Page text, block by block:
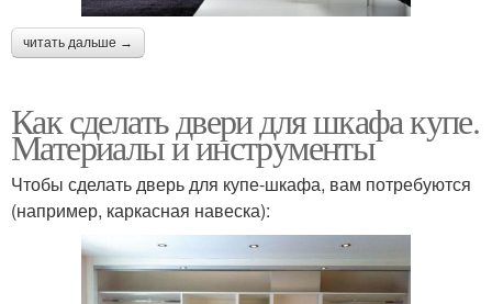
читать дальше →
Как сделать двери для шкафа купе.
Материалы и инструменты
Чтобы сделать дверь для купе-шкафа, вам потребуются
(например, каркасная навеска):